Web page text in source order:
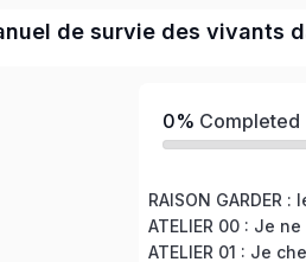
de survie des vivants
0% Completed